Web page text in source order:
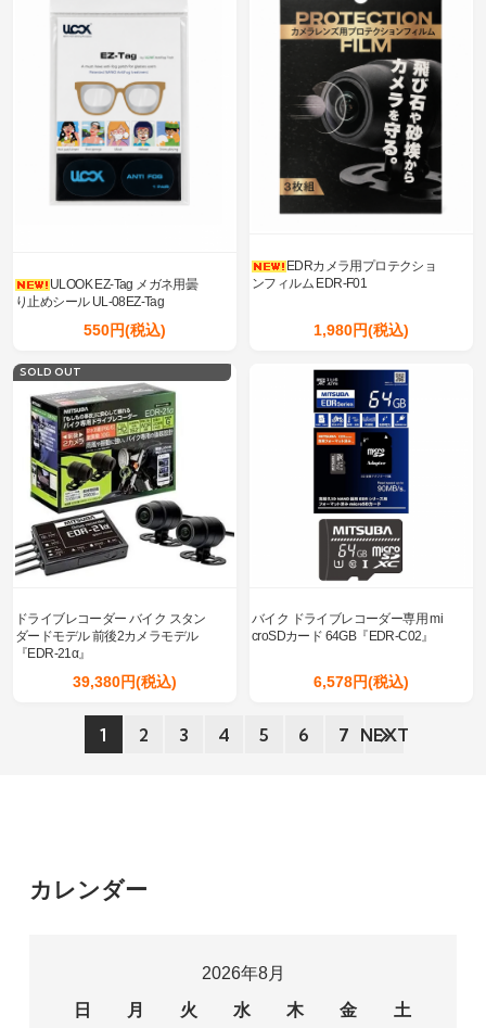
ULOOK EZ-Tag メガネ用曇
り止めシール UL-08EZ-Tag
550円(税込)
EDRカメラ用プロテクショ
ンフィルム EDR-F01
1,980円(税込)
SOLD OUT
ドライブレコーダー バイク スタン
ダードモデル 前後2カメラモデル
『EDR-21α』
39,380円(税込)
バイク ドライブレコーダー専用 mi
croSDカード 64GB『EDR-C02』
6,578円(税込)
1 2 3 4 5 6 7 NEXT
カレンダー
2026年8月
日
月 火 水 木 金 土